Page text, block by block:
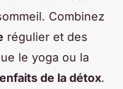
Combinez
régulier et des
le yoga ou la
de la détox.